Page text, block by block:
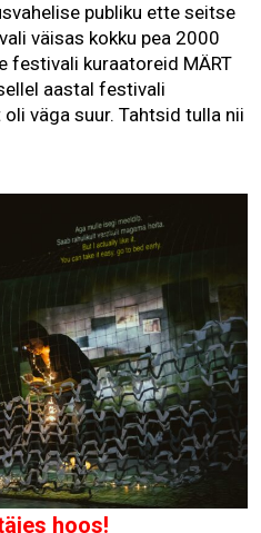
publiku ette seitse
väisas kokku pea 2000
festivali kuraatoreid MÄRT
aastal festivali
väga suur. Tahtsid tulla nii
hoos!